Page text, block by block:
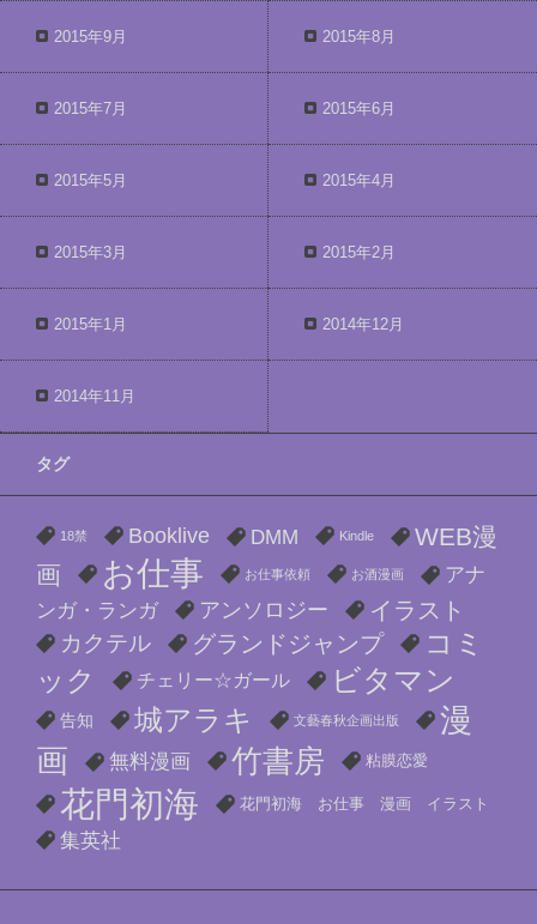
2015年9月 2015年8月
2015年7月 2015年6月
2015年5月 2015年4月
2015年3月 2015年2月
2015年1月 2014年12月
2014年11月
タグ
18禁 Booklive DMM Kindle
WEB漫
画
お仕事 お仕事依頼 お酒漫画
アナ
ンガ・ランガ
アンソロジー イラスト
カクテル グランドジャンプ
コミ
ック
チェリー☆ガール ビタマン
告知 城アラキ 文藝春秋企画出版
漫
画
無料漫画 竹書房 粘膜恋愛
花門初海 花門初海 お仕事 漫画 イラスト
集英社